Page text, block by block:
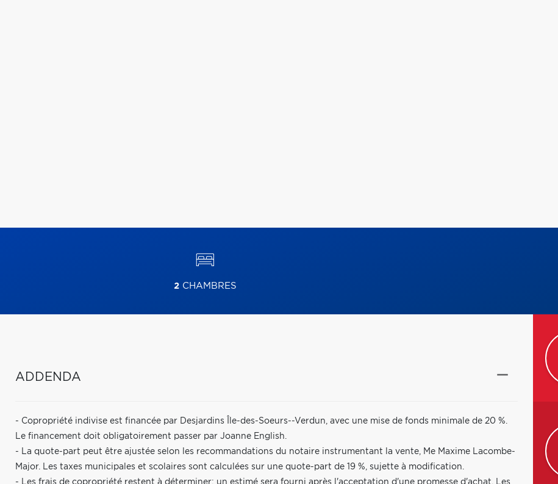
2CHAMBRES
ADDENDA
- Copropriété indivise est financée par Desjardins Île-des-Soeurs--Verdun, avec une mise de fonds minimale de 20 %.
Le financement doit obligatoirement passer par Joanne English.
- La quote-part peut être ajustée selon les recommandations du notaire instrumentant la vente, Me Maxime Lacombe-
Major. Les taxes municipales et scolaires sont calculées sur une quote-part de 19 %, sujette à modification.
- Les frais de copropriété restent à déterminer; un estimé sera fourni après l'acceptation d'une promesse d'achat. Les